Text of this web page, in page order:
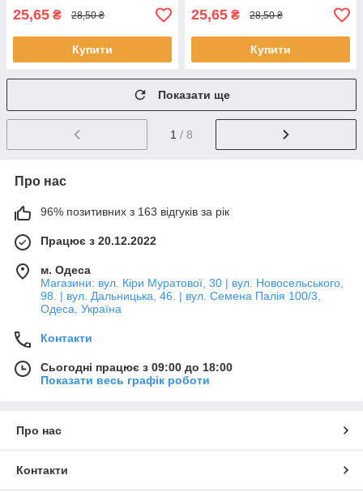
25,65 ₴ 28,50 ₴
Купити
25,65 ₴ 28,50 ₴
Купити
Показати ще
1 / 8
Про нас
96% позитивних з 163 відгуків за рік
Працює з 20.12.2022
м. Одеса
Магазини: вул. Кіри Муратової, 30 | вул. Новосельського,
98. | вул. Дальницька, 46. | вул. Семена Палія 100/3,
Одеса, Україна
Контакти
Сьогодні працює з 09:00 до 18:00
Показати весь графік роботи
Про нас
Контакти